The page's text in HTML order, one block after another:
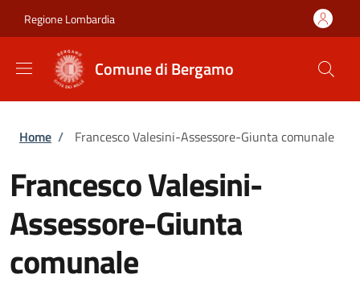
Regione Lombardia
Comune di Bergamo
Briciole di pane
Home / Francesco Valesini-Assessore-Giunta comunale
Francesco Valesini-
Assessore-Giunta
comunale